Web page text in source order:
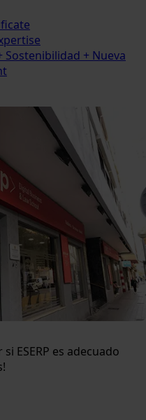
Sostenibilidad + Nueva
ESERP es adecuado